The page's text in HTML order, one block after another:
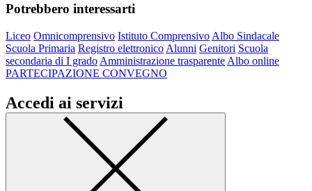
Potrebbero interessarti
Liceo Omnicomprensivo Istituto Comprensivo Albo Sindacale
Scuola Primaria Registro elettronico Alunni Genitori Scuola
secondaria di I grado Amministrazione trasparente Albo online
PARTECIPAZIONE CONVEGNO
Accedi ai servizi